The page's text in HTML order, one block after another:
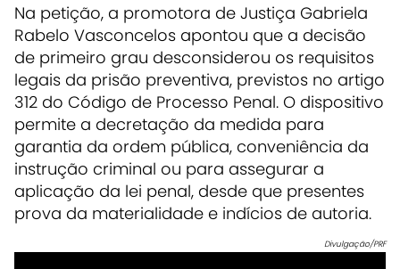
Na petição, a promotora de Justiça Gabriela
Rabelo Vasconcelos apontou que a decisão
de primeiro grau desconsiderou os requisitos
legais da prisão preventiva, previstos no artigo
312 do Código de Processo Penal. O dispositivo
permite a decretação da medida para
garantia da ordem pública, conveniência da
instrução criminal ou para assegurar a
aplicação da lei penal, desde que presentes
prova da materialidade e indícios de autoria.
Divulgação/PRF